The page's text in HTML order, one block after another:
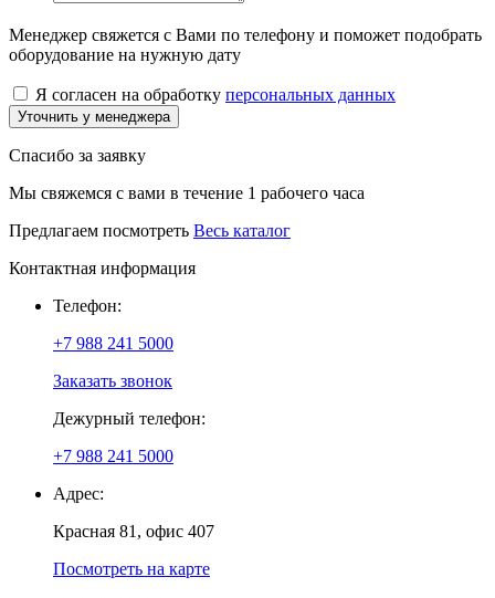
Менеджер свяжется с Вами по телефону и поможет подобрать
оборудование на нужную дату
Я согласен на обработку персональных данных
Уточнить у менеджера
Спасибо за заявку
Мы свяжемся с вами в течение 1 рабочего часа
Предлагаем посмотреть Весь каталог
Контактная информация
Телефон:
+7 988 241 5000
Заказать звонок
Дежурный телефон:
+7 988 241 5000
Адрес:
Красная 81, офис 407
Посмотреть на карте